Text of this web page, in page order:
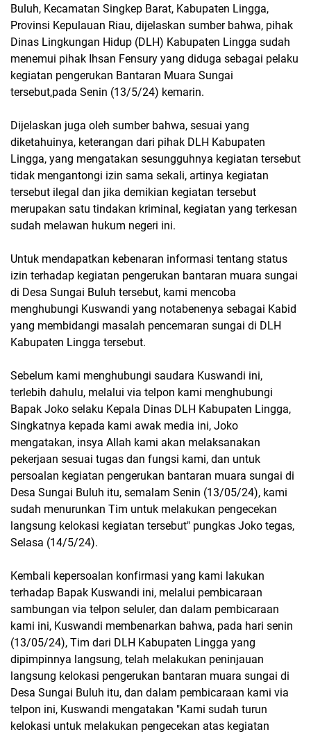
Buluh, Kecamatan Singkep Barat, Kabupaten Lingga,
Provinsi Kepulauan Riau, dijelaskan sumber bahwa, pihak
Dinas Lingkungan Hidup (DLH) Kabupaten Lingga sudah
menemui pihak Ihsan Fensury yang diduga sebagai pelaku
kegiatan pengerukan Bantaran Muara Sungai
tersebut,pada Senin (13/5/24) kemarin.
Dijelaskan juga oleh sumber bahwa, sesuai yang
diketahuinya, keterangan dari pihak DLH Kabupaten
Lingga, yang mengatakan sesungguhnya kegiatan tersebut
tidak mengantongi izin sama sekali, artinya kegiatan
tersebut ilegal dan jika demikian kegiatan tersebut
merupakan satu tindakan kriminal, kegiatan yang terkesan
sudah melawan hukum negeri ini.
Untuk mendapatkan kebenaran informasi tentang status
izin terhadap kegiatan pengerukan bantaran muara sungai
di Desa Sungai Buluh tersebut, kami mencoba
menghubungi Kuswandi yang notabenenya sebagai Kabid
yang membidangi masalah pencemaran sungai di DLH
Kabupaten Lingga tersebut.
Sebelum kami menghubungi saudara Kuswandi ini,
terlebih dahulu, melalui via telpon kami menghubungi
Bapak Joko selaku Kepala Dinas DLH Kabupaten Lingga,
Singkatnya kepada kami awak media ini, Joko
mengatakan, insya Allah kami akan melaksanakan
pekerjaan sesuai tugas dan fungsi kami, dan untuk
persoalan kegiatan pengerukan bantaran muara sungai di
Desa Sungai Buluh itu, semalam Senin (13/05/24), kami
sudah menurunkan Tim untuk melakukan pengecekan
langsung kelokasi kegiatan tersebut" pungkas Joko tegas,
Selasa (14/5/24).
Kembali kepersoalan konfirmasi yang kami lakukan
terhadap Bapak Kuswandi ini, melalui pembicaraan
sambungan via telpon seluler, dan dalam pembicaraan
kami ini, Kuswandi membenarkan bahwa, pada hari senin
(13/05/24), Tim dari DLH Kabupaten Lingga yang
dipimpinnya langsung, telah melakukan peninjauan
langsung kelokasi pengerukan bantaran muara sungai di
Desa Sungai Buluh itu, dan dalam pembicaraan kami via
telpon ini, Kuswandi mengatakan "Kami sudah turun
kelokasi untuk melakukan pengecekan atas kegiatan